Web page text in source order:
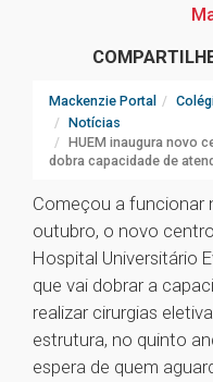
Mackenzie Portal
Notícias
HUEM inaugura novo
dobra capacidade de
Começou a funcionar
outubro, o novo
Hospital Universitário
que vai dobrar a
realizar cirurgias
estrutura, no quinto
espera de quem